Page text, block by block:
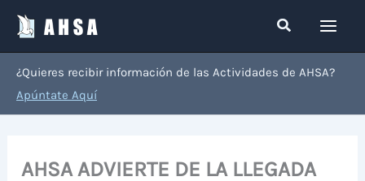
contenido
Buscar
¿Quieres recibir información de las Actividades de AHSA?
Apúntate Aquí
AHSA ADVIERTE DE LA LLEGADA